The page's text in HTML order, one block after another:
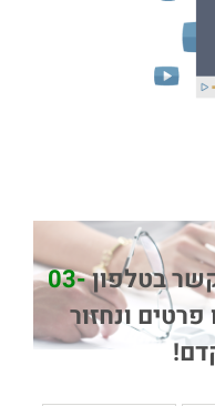
בטלפון03-
ונחזור